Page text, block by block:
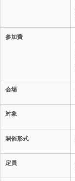
参加費
会場
対象
開催形式
定員